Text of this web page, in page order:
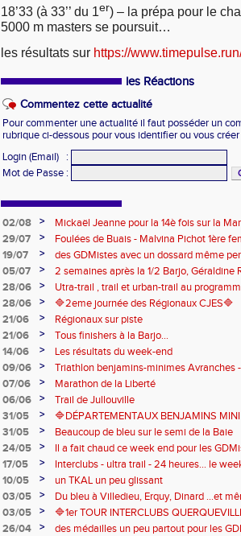
18’33 (à 33’’ du 1er) – la prépa pour le
5000 m masters se poursuit…
les résultats sur https://
les Réactions
Commentez cette actualité
Pour commenter une actualité il faut posséder un
rubrique ci-dessous pour vous identifier ou vous
Login (Email)
:
Mot de Passe :
02/08 >
Mickaël Jeanne pour la 14è fois sur la
Eaux
29/07 >
Foulées de Buais - Malvina Pichot 1ère
19/07
>
des GDMistes avec un dossard même
05/07
>
2 semaines après la 1/2 Barjo, Géraldine
marche du podium du Trail de l'Ange
28/06 >
Utra-trail , trail et urban-trail au
28/06
>
🔷️2eme journée des Régionaux CJES🔷️
21/06
>
Régionaux sur piste
21/06
>
Tous finishers à la Barjo...
14/06
>
Les résultats du week-end
09/06
>
Triathlon benjamins-minimes Avranches
07/06
>
Marathon de la Liberté
06/06
>
Trail de Jullouville
31/05
>
🔷DÉPARTEMENTAUX BENJAMINS
31/05
>
Beaucoup de bleu sur le semi de la Baie
24/05
>
Il a fait chaud ce week end pour les
de compétitions
17/05 >
Interclubs - ultra trail - 24 heures... le
riche en émotions
10/05 >
un TKAL un peu glissant
03/05
>
Du bleu à Villedieu, Erquy, Dinard ...et
03/05
>
🔷️1er TOUR INTERCLUBS
26/04
>
des médailles un peu partout pour les